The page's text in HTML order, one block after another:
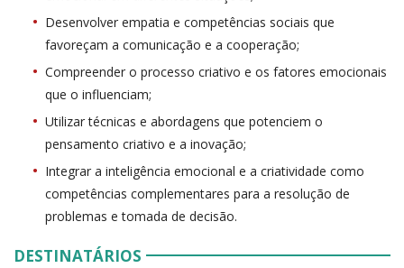
Desenvolver empatia e competências sociais que
favoreçam a comunicação e a cooperação;
Compreender o processo criativo e os fatores emocionais
que o influenciam;
Utilizar técnicas e abordagens que potenciem o
pensamento criativo e a inovação;
Integrar a inteligência emocional e a criatividade como
competências complementares para a resolução de
problemas e tomada de decisão.
DESTINATÁRIOS